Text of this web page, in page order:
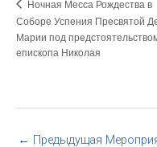
Ночная Месса Рождества в
Соборе Успения Пресвятой
Марии под
епископа Николая
← Предыдущая